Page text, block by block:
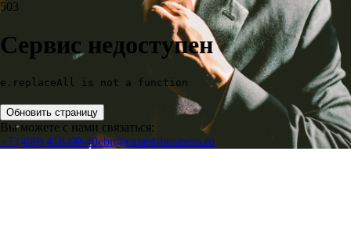
503
Сервис недоступен
e.replaceAll is not a function
Обновить страницу
Вы можете с нами связаться:
+7 (499) 418-00-40ebr@expert-business.ru